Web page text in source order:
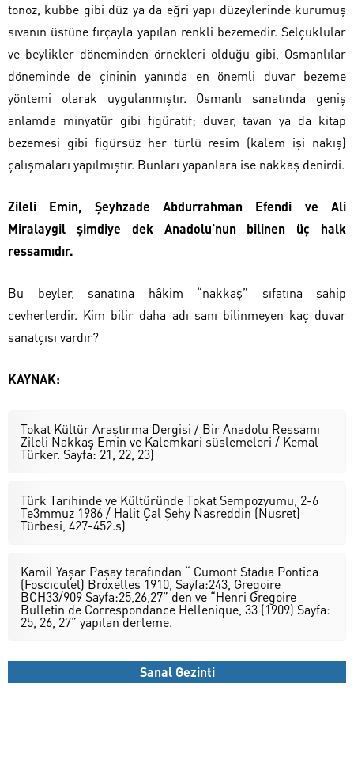
tonoz, kubbe gibi düz ya da eğri yapı düzeylerinde kurumuş
sıvanın üstüne fırçayla yapılan renkli bezemedir. Selçuklular
ve beylikler döneminden örnekleri olduğu gibi, Osmanlılar
döneminde de çininin yanında en önemli duvar bezeme
yöntemi olarak uygulanmıştır. Osmanlı sanatında geniş
anlamda minyatür gibi figüratif; duvar, tavan ya da kitap
bezemesi gibi figürsüz her türlü resim (kalem işi nakış)
çalışmaları yapılmıştır. Bunları yapanlara ise nakkaş denirdi.
Zileli Emin, Şeyhzade Abdurrahman Efendi ve Ali
Miralaygil şimdiye dek Anadolu’nun bilinen üç halk
ressamıdır.
Bu beyler, sanatına hâkim “nakkaş” sıfatına sahip
cevherlerdir. Kim bilir daha adı sanı bilinmeyen kaç duvar
sanatçısı vardır?
KAYNAK:
Tokat Kültür Araştırma Dergisi / Bir Anadolu Ressamı
Zileli Nakkaş Emin ve Kalemkari süslemeleri / Kemal
Türker. Sayfa: 21, 22, 23)
Türk Tarihinde ve Kültüründe Tokat Sempozyumu, 2-6
Te3mmuz 1986 / Halit Çal Şehy Nasreddin (Nusret)
Türbesi, 427-452.s)
Kamil Yaşar Paşay tarafından “ Cumont Stadıa Pontica
(Foscıculel) Broxelles 1910, Sayfa:243, Gregoire
BCH33/909 Sayfa:25,26,27” den ve “Henri Gregoire
Bulletin de Correspondance Hellenique, 33 (1909) Sayfa:
25, 26, 27” yapılan derleme.
Sanal Gezinti